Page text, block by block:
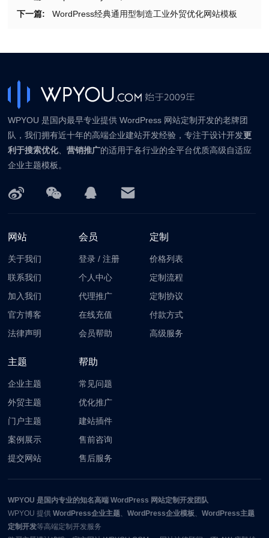
下一篇:
WordPress经典通用型制造工业外贸优化网站模板
WPYOU 是国内最早专业提供 WordPress 网站定制开发的老牌团
队，我们拥有近十年的高端企业建站开发经验，专注于设计开发更
利于搜索优化、营销推广的适用于各行业的全平台优质高级自适应
企业主题模板。
网站
关于我们
联系我们
加入我们
官方博客
法律声明
会员
登录 /注册
个人中心
代理推广
在线充值
会员帮助
定制
价格列表
定制流程
定制协议
付款方式
高级服务
主题
企业主题
外贸主题
门户主题
案例展示
提交网站
帮助
常见问题
优化推广
建站插件
售前咨询
售后服务
WPYOU 是国内专业的知名高端 WordPress 网站定制开发团队
WPYOU 提供WordPress企业主题 、WordPress企业模板 、WordPress主题
定制开发等高端定制开发服务